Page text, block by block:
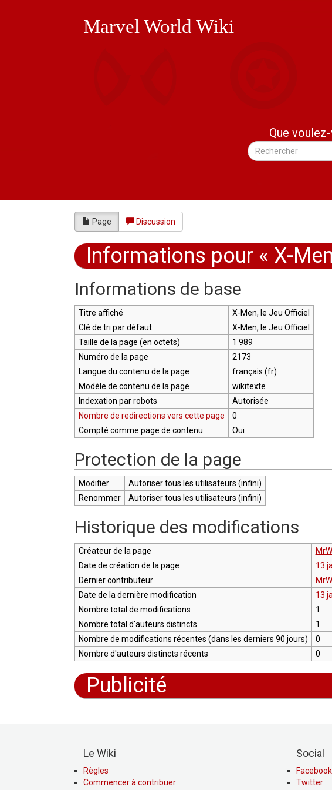
Marvel World Wiki
Que
Page Discussion
Informations pour « X-
Informations de base
Titre affiché
X-Men, le Jeu Officiel
Clé de tri par défaut
X-Men, le Jeu Officiel
Taille de la page (en octets)
1 989
Numéro de la page
2173
Langue du contenu de la page
français (fr)
Modèle de contenu de la page
wikitexte
Indexation par robots
Autorisée
Nombre de redirections vers cette page
0
Compté comme page de contenu
Oui
Protection de la page
Modifier
Autoriser tous les utilisateurs (infini)
Renommer
Autoriser tous les utilisateurs (infini)
Historique des modifications
Créateur de la page
Date de création de la page
13
Dernier contributeur
Date de la dernière modification
13
Nombre total de modifications
1
Nombre total d'auteurs distincts
1
Nombre de modifications récentes (dans les derniers 90 jours)
0
Nombre d'auteurs distincts récents
0
Publicité
Le Wiki
Règles
Commencer à contribuer
Social
Facebook
Twitter